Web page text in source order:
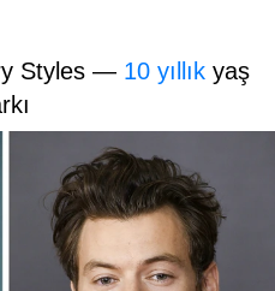
Styles — 10 yıllık yaş